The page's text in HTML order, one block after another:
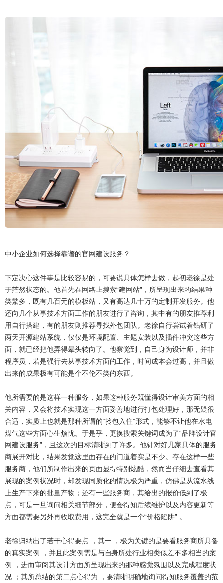
中小企业如何选择靠谱的官网建设服务？
下定决心这件事是比较容易的，可要说具体怎样去做，起初老徐是处
于茫然状态的。他首先在网络上搜索“建网站”，所呈现出来的结果种
类繁多，既有几百元的模板站，又有高达几十万的定制开发服务。他
还向几个从事技术方面工作的朋友进行了咨询，其中有的朋友推荐利
用自行搭建，有的朋友则推荐寻找外包团队。老徐自行尝试着钻研了
两天开源建站系统，仅仅是环境配置、主题安装以及插件冲突这些方
面，就已经把他弄得晕头转向了。他察觉到，自己身为设计师，并非
程序员，若是强行去从事技术方面的工作，时间成本会过高，并且做
出来的成果极有可能是个不伦不类的东西。
他所需要的是这样一种服务，如果这种服务既懂得设计审美方面的相
关内容，又会将技术实现这一方面妥善地进行打包处理好，那无疑很
合适，实质上也就是那种所谓的“拎包入住”形式，能够不让他在水电
煤气这些方面心生烦忧。于是乎，更换搜索关键词成为了“品牌设计官
网建设服务”，且这次的目标清晰到了许多。他针对好几家具体的服务
商展开对比，结果发觉这里面存在的门道着实是不少。存在这样一些
服务商，他们所制作出来的页面显得特别炫酷，然而当仔细去查看其
展现的案例状况时，却发现同质化的情况极为严重，仿佛是从流水线
上生产下来的批量产物；还有一些服务商，其给出的报价低到了极
点，可是一旦询问相关细节部分，便会得知后续维护以及内容更新等
方面都需要另外再收取费用，这完全就是一个“价格陷阱” 。
老徐归纳出了若干心得要点 ，其一 ，极为关键的是要看服务商所具备
的真实案例 ，并且此案例需是与自身所处行业相类似差不多相当的案
例 ，进而审阅其设计方面所呈现出来的那种感觉氛围以及完成程度状
况 ；其所总结的第二点心得为 ，要清晰明确地询问得知服务覆盖的范